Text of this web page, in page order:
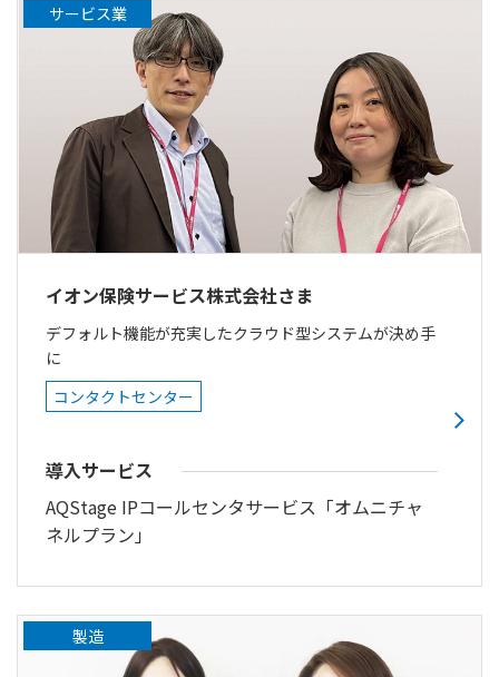
イオン保険サービス株式会社さま
デフォルト機能が充実したクラウド型システムが決め手
に
コンタクトセンター
導入サービス
AQStage IPコールセンタサービス「オムニチャ
ネルプラン」
サービス業
製造